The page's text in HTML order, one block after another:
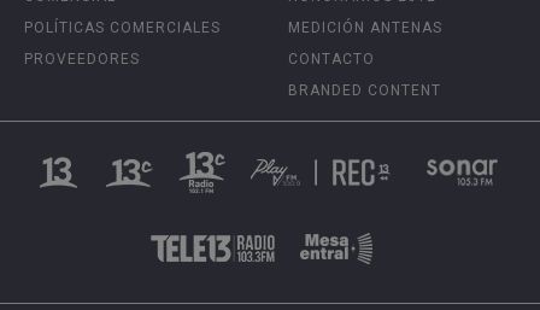
POLÍTICAS COMERCIALES
PROVEEDORES
MEDICIÓN ANTENAS
CONTACTO
BRANDED CONTENT